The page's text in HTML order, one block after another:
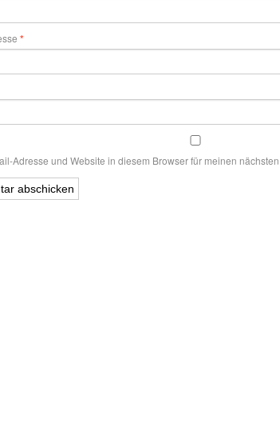
*
Adresse und Website in diesem Browser für meinen